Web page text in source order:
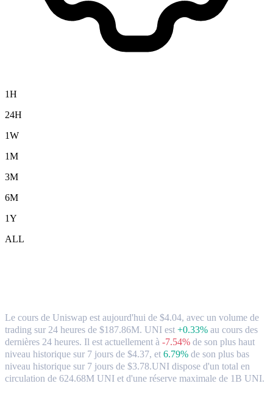
1H
24H
1W
1M
3M
6M
1Y
ALL
Le cours de Uniswap est aujourd'hui de $4.04, avec un volume de
trading sur 24 heures de $187.86M. UNI est +0.33% au cours des
dernières 24 heures. Il est actuellement à -7.54% de son plus haut
niveau historique sur 7 jours de $4.37, et 6.79% de son plus bas
niveau historique sur 7 jours de $3.78.UNI dispose d'un total en
circulation de 624.68M UNI et d'une réserve maximale de 1B UNI.